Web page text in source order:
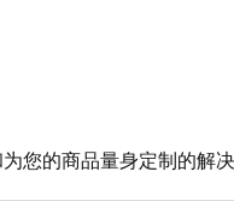
您的商品量身定制的解